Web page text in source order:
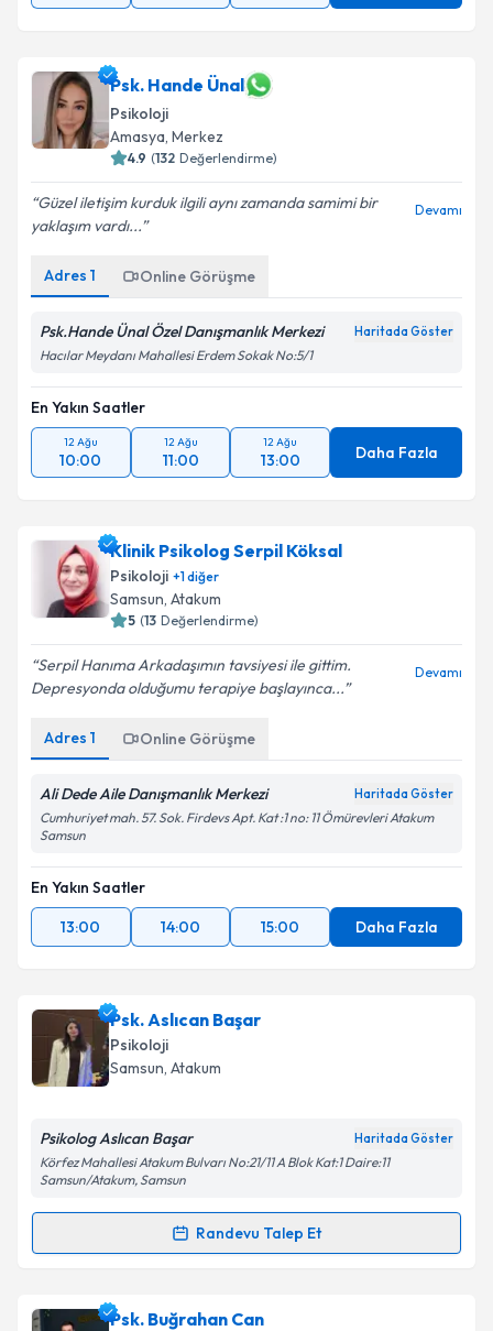
Psk. Hande Ünal
Psikoloji
Amasya, Merkez
4.9 (132 Değerlendirme)
Güzel iletişim kurduk ilgili aynı zamanda samimi bir
yaklaşım vardı...
Devamı
Adres 1 Online Görüşme
Psk.Hande Ünal Özel Danışmanlık Merkezi Haritada Göster
Hacılar Meydanı Mahallesi Erdem Sokak No:5/1
En Yakın Saatler
12 Ağu
10:00
12 Ağu
11:00
12 Ağu
13:00 Daha Fazla
Klinik Psikolog Serpil Köksal
Psikoloji +1diğer
Samsun, Atakum
5 (13 Değerlendirme)
Serpil Hanıma Arkadaşımın tavsiyesi ile gittim.
Depresyonda olduğumu terapiye başlayınca...
Devamı
Adres 1 Online Görüşme
Ali Dede Aile Danışmanlık Merkezi Haritada Göster
Cumhuriyet mah. 57. Sok. Firdevs Apt. Kat :1 no: 11 Ömürevleri Atakum
Samsun
En Yakın Saatler
13:00
14:00 15:00 Daha Fazla
Psk. Aslıcan Başar
Psikoloji
Samsun, Atakum
Psikolog Aslıcan Başar Haritada Göster
Körfez Mahallesi Atakum Bulvarı No:21/11 A Blok Kat:1 Daire:11
Samsun/Atakum, Samsun
Randevu Talep Et
Randevu Takvimi Talebi
Psk. Aslıcan Başariçin randevu takvimi talebi
Psk. Buğrahan Can